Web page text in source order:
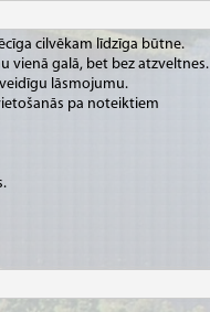
cilvēkam līdzīga būtne.
vienā galā, bet bez atzveltnes.
lāsmojumu.
pa noteiktiem
ar berzes iedarbībā viegli